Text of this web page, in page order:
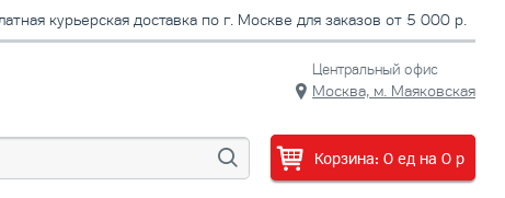
курьерская доставка по г. Москве для заказов от 5 000 р.
Центральный офис
Москва, м. Маяковская
Корзина: 0 ед на 0 p